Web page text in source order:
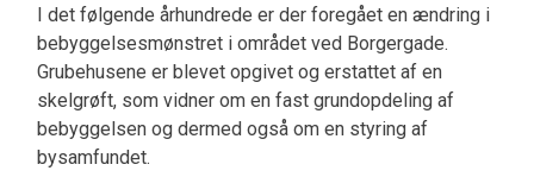
I det følgende århundrede er der foregået en ændring i
bebyggelsesmønstret i området ved Borgergade.
Grubehusene er blevet opgivet og erstattet af en
skelgrøft, som vidner om en fast grundopdeling af
bebyggelsen og dermed også om en styring af
bysamfundet.